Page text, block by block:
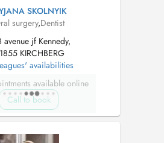
SKOLNYIK
surgery,Dentist
avenue jf Kennedy,
KIRCHBERG
availabilities
available online
Call to book